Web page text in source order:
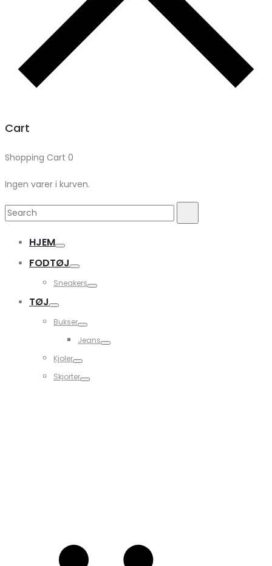
Cart
Shopping Cart 0
Ingen varer i kurven.
Search
HJEM
FODTØJ
Sneakers
TØJ
Bukser
Jeans
Kjoler
Skjorter